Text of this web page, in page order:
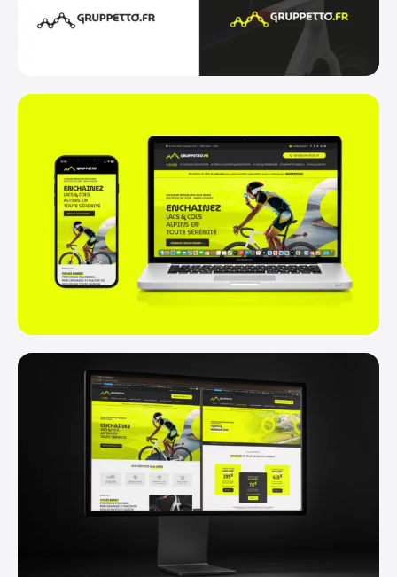
+33 (0)9 84 27 61 16
info@oeil-neuf.com
Instagram